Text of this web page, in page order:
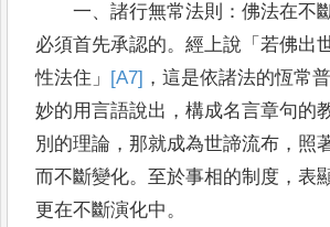
一、諸行無常法則 ：佛法在不
必須首先承認的。經上說 「若佛出
性法住 」 [A7] ，這是依諸法的恆常
妙的用言語說出 ，構成名言章句的
別的理論 ，那就成為世諦流布 ， 照
而不斷變化。 至於事相的制度 ，表
更在不斷演化中。